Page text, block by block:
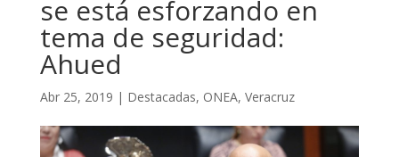
se está esforzando en
tema de seguridad:
Ahued
Abr 25, 2019 | Destacadas, ONEA, Veracruz